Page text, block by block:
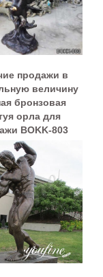
продажи в
величину
бронзовая
орла для
BOKK-803